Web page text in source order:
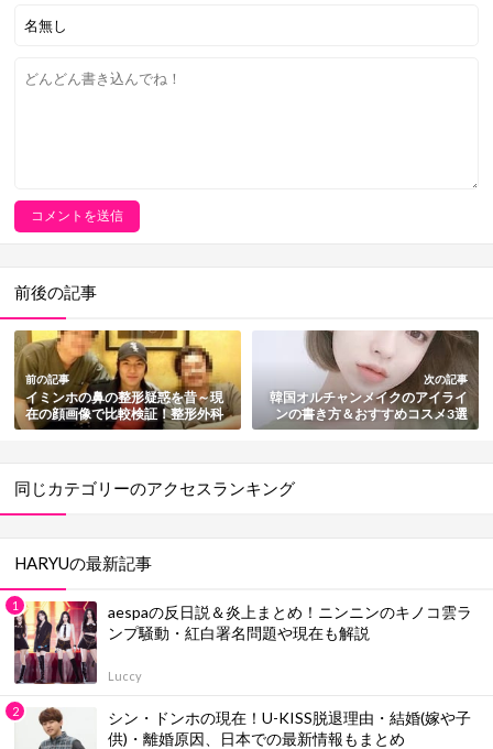
前後の記事
前の記事
イミンホの鼻の整形疑惑を昔～現
在の顔画像で比較検証！整形外科
での写真も紹介
次の記事
韓国オルチャンメイクのアイライ
ンの書き方＆おすすめコスメ3選
まとめ
同じカテゴリーのアクセスランキング
HARYUの最新記事
aespaの反日説＆炎上まとめ！ニンニンのキノコ雲ラ
ンプ騒動・紅白署名問題や現在も解説
Luccy
シン・ドンホの現在！U-KISS脱退理由・結婚(嫁や子
供)・離婚原因、日本での最新情報もまとめ